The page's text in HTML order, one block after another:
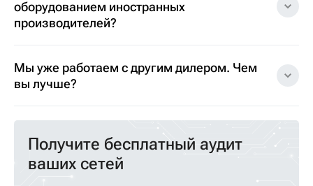
оборудованием иностранных
производителей?
Мы уже работаем с другим дилером. Чем
вы лучше?
Получите бесплатный аудит
ваших сетей